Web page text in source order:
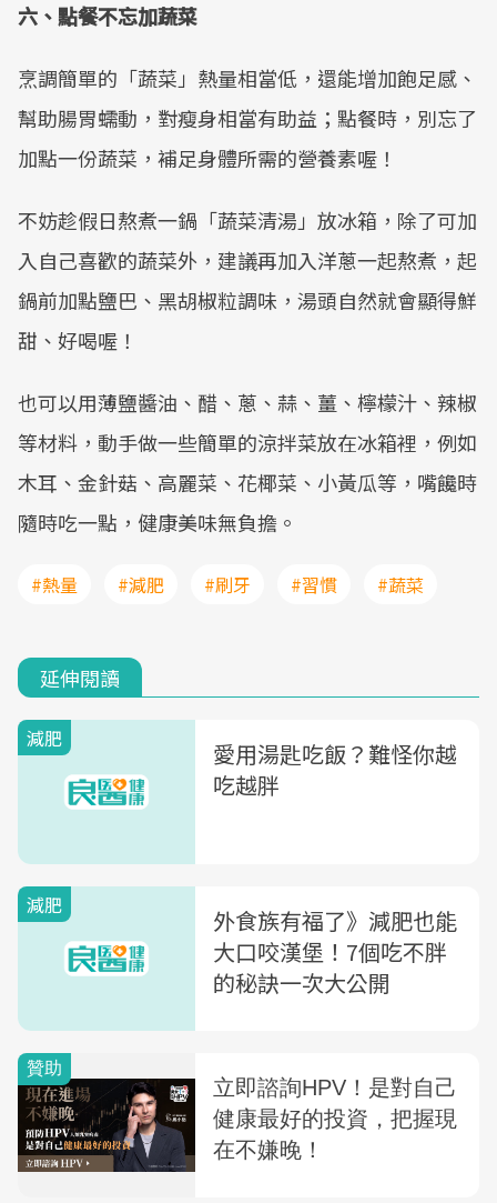
六、點餐不忘加蔬菜
烹調簡單的「蔬菜」熱量相當低，還能增加飽足感、
幫助腸胃蠕動，對瘦身相當有助益；點餐時，別忘了
加點一份蔬菜，補足身體所需的營養素喔！
不妨趁假日熬煮一鍋「蔬菜清湯」放冰箱，除了可加
入自己喜歡的蔬菜外，建議再加入洋蔥一起熬煮，起
鍋前加點鹽巴、黑胡椒粒調味，湯頭自然就會顯得鮮
甜、好喝喔！
也可以用薄鹽醬油、醋、蔥、蒜、薑、檸檬汁、辣椒
等材料，動手做一些簡單的涼拌菜放在冰箱裡，例如
木耳、金針菇、高麗菜、花椰菜、小黃瓜等，嘴饞時
隨時吃一點，健康美味無負擔。
#熱量 #減肥 #刷牙 #習慣 #蔬菜
延伸閱讀
減肥
愛用湯匙吃飯？難怪你越
吃越胖
減肥
外食族有福了》減肥也能
大口咬漢堡！7個吃不胖
的秘訣一次大公開